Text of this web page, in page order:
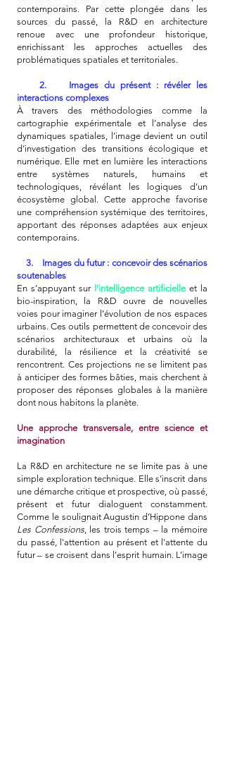
contemporains. Par cette plongée dans les
sources du passé, la R&D en architecture
renoue avec une profondeur historique,
enrichissant les approches actuelles des
problématiques spatiales et territoriales.
2. Images du présent : révéler les
interactions complexes
À travers des méthodologies comme la
cartographie expérimentale et l’analyse des
dynamiques spatiales, l’image devient un outil
d’investigation des transitions écologique et
numérique. Elle met en lumière les interactions
entre systèmes naturels, humains et
technologiques, révélant les logiques d’un
écosystème global. Cette approche favorise
une compréhension systémique des territoires,
apportant des réponses adaptées aux enjeux
contemporains.
3. Images du futur : concevoir des scénarios
soutenables
En s’appuyant sur l’intelligence artificielle et la
bio-inspiration, la R&D ouvre de nouvelles
voies pour imaginer l’évolution de nos espaces
urbains. Ces outils permettent de concevoir des
scénarios architecturaux et urbains où la
durabilité, la résilience et la créativité se
rencontrent. Ces projections ne se limitent pas
à anticiper des formes bâties, mais cherchent à
proposer des réponses globales à la manière
dont nous habitons la planète.
Une approche transversale, entre science et
imagination
La R&D en architecture ne se limite pas à une
simple exploration technique. Elle s’inscrit dans
une démarche critique et prospective, où passé,
présent et futur dialoguent constamment.
Comme le soulignait Augustin d’Hippone dans
Les Confessions, les trois temps – la mémoire
du passé, l'attention au présent et l'attente du
futur – se croisent dans l’esprit humain. L’image